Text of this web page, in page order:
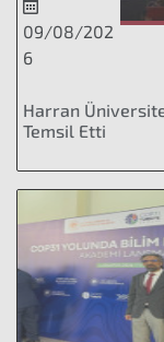
09/08/202
6
Harran
Temsil Etti